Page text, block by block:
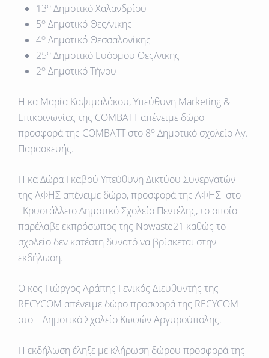
13ο Δημοτικό Χαλανδρίου
5ο Δημοτικό Θες/νικης
4ο Δημοτικό Θεσσαλονίκης
25ο Δημοτικό Ευόσμου Θες/νικης
2ο Δημοτικό Τήνου
Η κα Μαρία Καψιμαλάκου, Υπεύθυνη Μarketing &
Επικοινωνίας της COMBATTαπένειμε δώρο
προσφορά της COMBATT στο 8ο Δημοτικό σχολείο Αγ.
Παρασκευής.
Η κα Δώρα Γκαβού Υπεύθυνη Δικτύου Συνεργατών
της ΑΦΗΣ απένειμε δώρο, προσφορά της ΑΦΗΣ στο
Κρυστάλλειο Δημοτικό Σχολείο Πεντέλης, το οποίο
παρέλαβε εκπρόσωπος της Nowaste21 καθώς το
σχολείο δεν κατέστη δυνατό να βρίσκεται στην
εκδήλωση.
O κος Γιώργος Αράπης Γενικός Διευθυντής της
RECYCOM απένειμε δώρο προσφορά της RECYCOM
στο Δημοτικό Σχολείο Κωφών Αργυρούπολης.
H εκδήλωση έληξε με κλήρωση δώρου προσφορά της